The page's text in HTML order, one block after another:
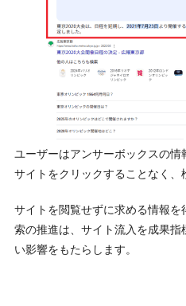
ユーザーはアンサーボックスの情
サイトをクリックすることなく、
サイトを閲覧せずに求める情報
索の推進は、サイト流入を成果
い影響をもたらします。